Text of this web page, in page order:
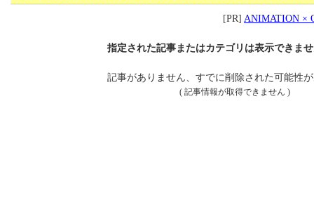
[PR] ANIMATION ×
指定された記事またはカテゴリは表示できま
記事がありません、すでに削除された可能性
( 記事情報が取得できません )